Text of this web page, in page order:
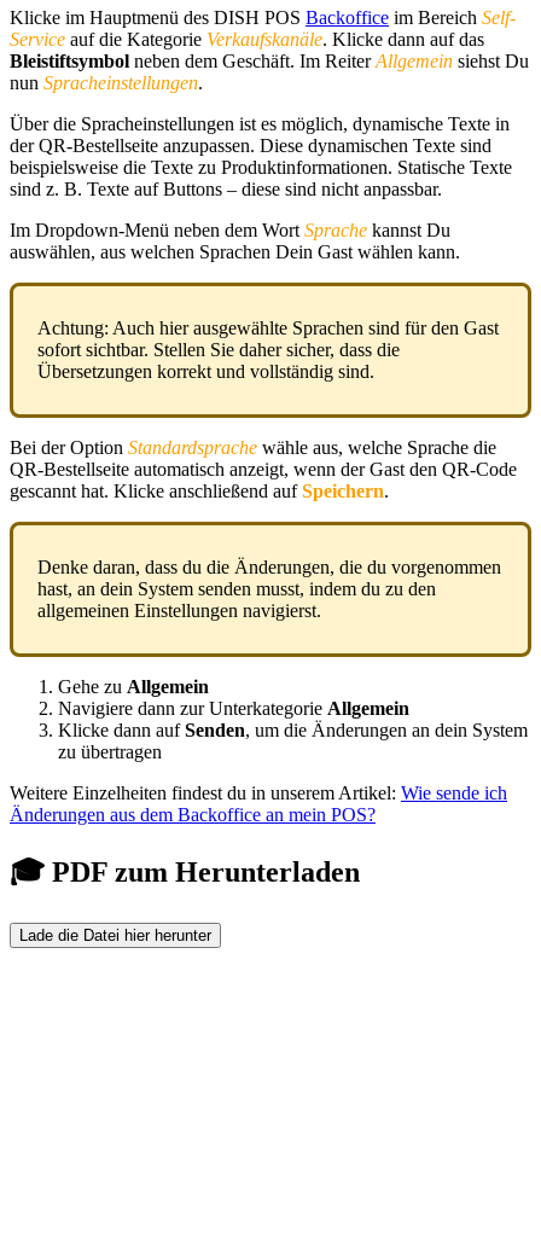
Klicke im Hauptmenü des DISH POS Backoffice im Bereich Self-
Service auf die Kategorie Verkaufskanäle. Klicke dann auf das
Bleistiftsymbol neben dem Geschäft. Im ReiterAllgemein siehst Du
nun Spracheinstellungen.
Über die Spracheinstellungen ist es möglich, dynamische Texte in
der QR-Bestellseite anzupassen. Diese dynamischen Texte sind
beispielsweise die Texte zu Produktinformationen. Statische Texte
sind z. B. Texte auf Buttons – diese sind nicht anpassbar.
Im Dropdown-Menü neben dem Wort Sprache kannst Du
auswählen, aus welchen Sprachen Dein Gast wählen kann.
Achtung: Auch hier ausgewählte Sprachen sind für den Gast
sofort sichtbar. Stellen Sie daher sicher, dass die
Übersetzungen korrekt und vollständig sind.
Bei der Option Standardsprache wähle aus, welche Sprache die
QR-Bestellseite automatisch anzeigt, wenn der Gast den QR-Code
gescannt hat. Klicke anschließend aufSpeichern.
Denke daran, dass du die Änderungen, die du vorgenommen
hast, an dein System senden musst, indem du zu den
allgemeinen Einstellungen navigierst.
Gehe zu Allgemein
Navigiere dann zur Unterkategorie Allgemein
Klicke dann aufSenden, um die Änderungen an dein System
zu übertragen
Weitere Einzelheiten findest du in unserem Artikel: Wie sende ich
Änderungen aus dem Backoffice an mein POS?
🎓 PDF zum Herunterladen
Lade die Datei hier herunter